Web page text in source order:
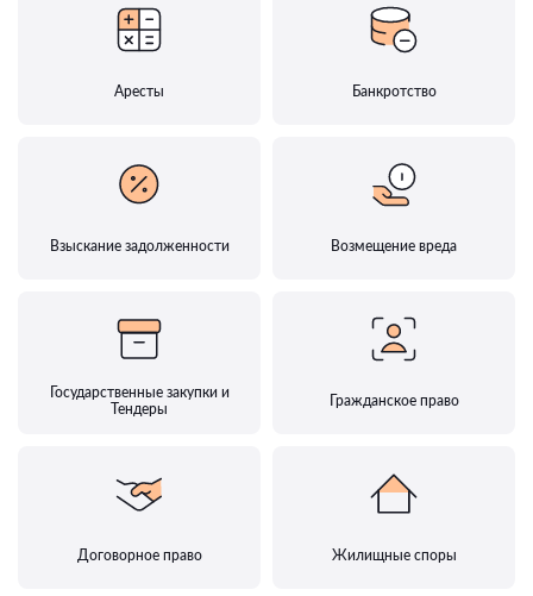
Аресты Банкротство
Взыскание задолженности Возмещение вреда
Государственные закупки и
Тендеры
Гражданское право
Договорное право Жилищные споры